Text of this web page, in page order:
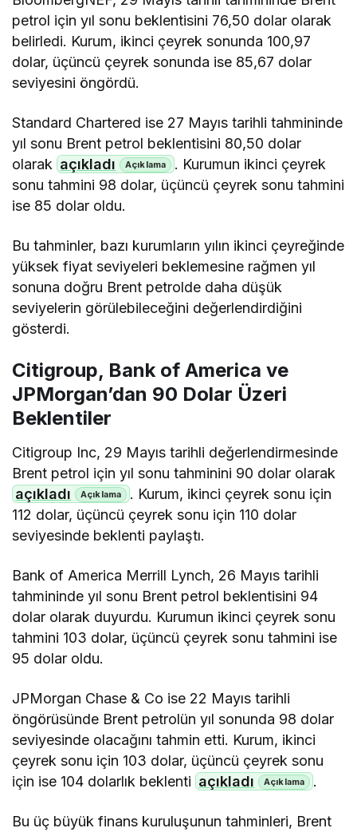
petrol için yıl sonu beklentisini 76,50 dolar olarak
belirledi. Kurum, ikinci çeyrek sonunda 100,97
dolar, üçüncü çeyrek sonunda ise 85,67 dolar
seviyesini öngördü.
Standard Chartered ise 27 Mayıs tarihli tahmininde
yıl sonu Brent petrol beklentisini 80,50 dolar
olarak açıkladı
. Kurumun ikinci çeyrek
sonu tahmini 98 dolar, üçüncü çeyrek sonu tahmini
ise 85 dolar oldu.
Bu tahminler, bazı kurumların yılın ikinci çeyreğinde
yüksek fiyat seviyeleri beklemesine rağmen yıl
sonuna doğru Brent petrolde daha düşük
seviyelerin görülebileceğini değerlendirdiğini
gösterdi.
Citigroup, Bank of America ve
JPMorgan’dan 90 Dolar Üzeri
Beklentiler
Citigroup Inc, 29 Mayıs tarihli değerlendirmesinde
Brent petrol için yıl sonu tahminini 90 dolar olarak
açıkladı
. Kurum, ikinci çeyrek sonu için
112 dolar, üçüncü çeyrek sonu için 110 dolar
seviyesinde beklenti paylaştı.
Bank of America Merrill Lynch, 26 Mayıs tarihli
tahmininde yıl sonu Brent petrol beklentisini 94
dolar olarak duyurdu. Kurumun ikinci çeyrek sonu
tahmini 103 dolar, üçüncü çeyrek sonu tahmini ise
95 dolar oldu.
JPMorgan Chase & Co ise 22 Mayıs tarihli
öngörüsünde Brent petrolün yıl sonunda 98 dolar
seviyesinde olacağını tahmin etti. Kurum, ikinci
çeyrek sonu için 103 dolar, üçüncü çeyrek sonu
için ise 104 dolarlık beklenti açıkladı .
Bu üç büyük finans kuruluşunun tahminleri, Brent